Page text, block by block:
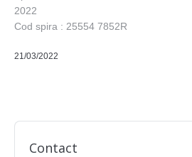
2022
Cod spira : 25554 7852R
21/03/2022
Contact